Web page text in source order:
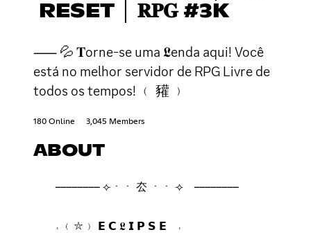
RESET │ 𝐑𝐏𝐆 #3K
⸺ 💦 𝐓orne-se uma 𝕷enda aqui! Você
está no melhor servidor de RPG Livre de
todos os tempos! ﹙ 䝔 ﹚
180 Online 3,045 Members
ABOUT
⠀ ⠀ ⟣ㆍㆍ 厺 ㆍㆍ ⟢ ⠀ ⠀
˓ ﹙⛥﹚ 𝗘 𝗖 𝕷 𝗜 𝗣 𝗦 𝗘⠀ ˒